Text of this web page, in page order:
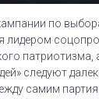
по
лидером
патриотизма,
следуют
самим